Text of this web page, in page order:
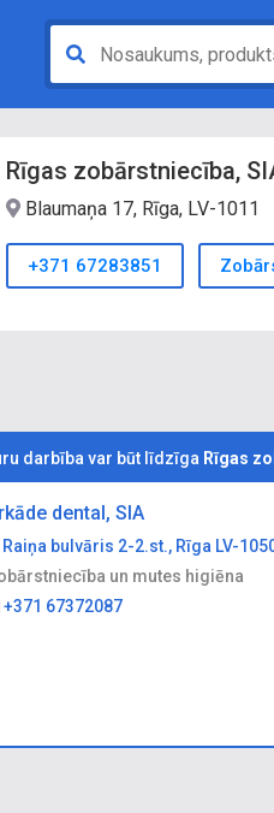
Rīgas zobārstniecība,
Blaumaņa 17, Rīga, LV-1011
+371 67283851
darbība var būt līdzīga Rīgas
dental, SIA
bulvāris 2-2.st., Rīga LV-
un mutes higiēna
+371 67372087